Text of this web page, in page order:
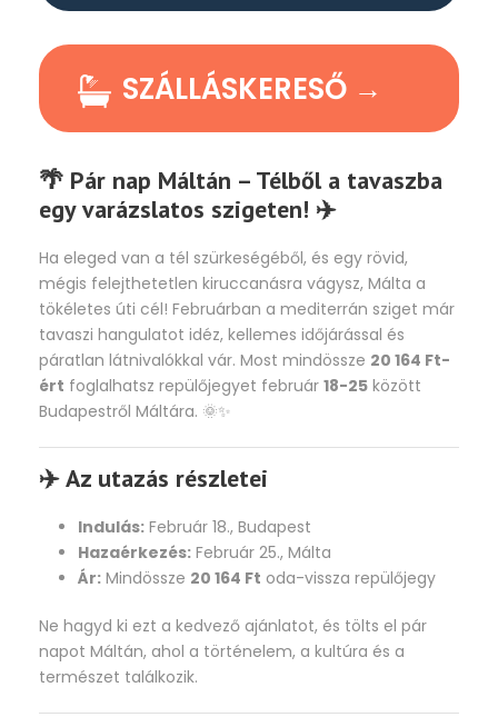
SZÁLLÁSKERESŐ →
🌴 Pár nap Máltán – Télből a tavaszba
egy varázslatos szigeten! ✈️
Ha eleged van a tél szürkeségéből, és egy rövid,
mégis felejthetetlen kiruccanásra vágysz, Málta a
tökéletes úti cél! Februárban a mediterrán sziget már
tavaszi hangulatot idéz, kellemes időjárással és
páratlan látnivalókkal vár. Most mindössze 20 164 Ft-
ért foglalhatsz repülőjegyet február 18-25 között
Budapestről Máltára. 🌞✨
✈️ Az utazás részletei
Indulás: Február 18., Budapest
Hazaérkezés: Február 25., Málta
Ár: Mindössze 20 164 Ft oda-vissza repülőjegy
Ne hagyd ki ezt a kedvező ajánlatot, és tölts el pár
napot Máltán, ahol a történelem, a kultúra és a
természet találkozik.